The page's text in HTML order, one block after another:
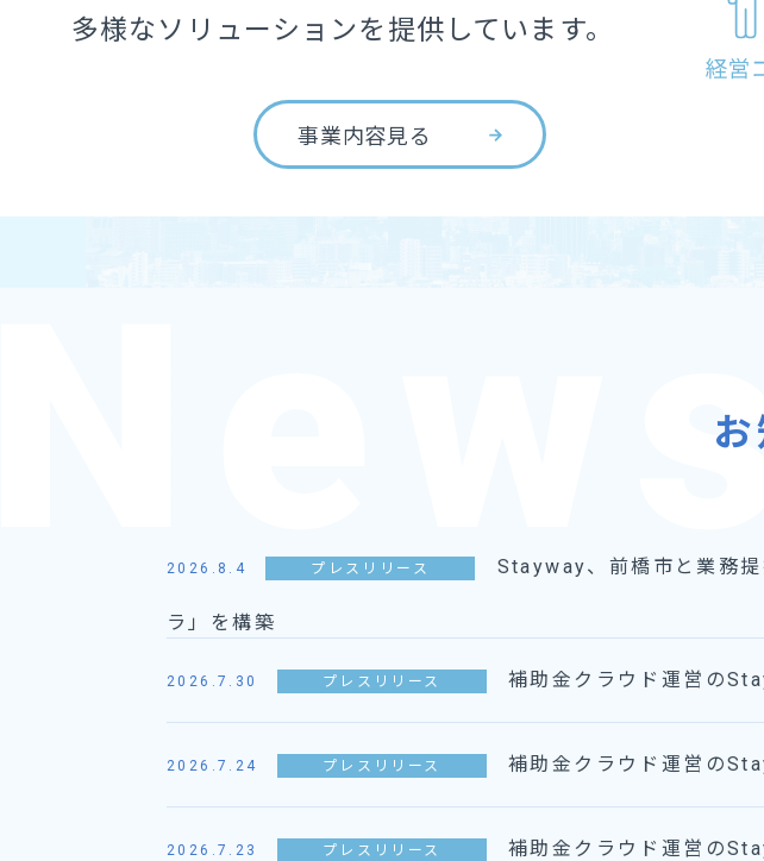
多様なソリューションを提供しています。
事業内容見る
2026.8.4 プレスリリース Stayway、前橋市と業務
ラ」を構築
2026.7.30 プレスリリース 補助金クラウド運営の
2026.7.24 プレスリリース 補助金クラウド運営の
2026.7.23 プレスリリース 補助金クラウド運営の